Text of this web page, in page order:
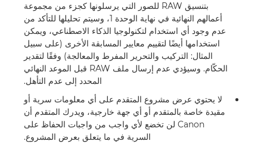
بتنسيق RAW للصور التي يرسلونها كجزء من مجموعة
أعمالهم النهائية في نهاية الوحدة 1، وسيتم تحليلها للتأكد من
عدم وجود أي استخدام لتكنولوجيا الذكاء الاصطناعي، ويمكن
استخدامها أيضًا لتقييم معايير المسابقة الأخرى (على سبيل
المثال: التركيب والتحرير المفرط والمعالجة) وفقًا لتقدير
الحكّام. وسيؤدي عدم إرسال ملف RAW قبل الموعد النهائي
المحدد إلى عدم التأهل.
لا يحتوي عرض مشروع المتقدم على أي معلومات سرية أو
مقيدة خاصة بالمتقدم أو أي جهة خارجية، ويدرك المتقدم أن
Canon لن تخضع لأي واجب من واجبات الحفاظ على
السرية في ما يتعلق بعرض المشروع.